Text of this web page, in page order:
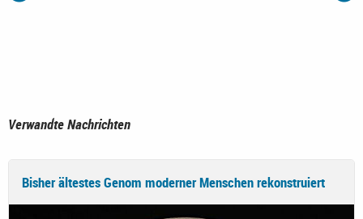
Verwandte Nachrichten
Bisher ältestes Genom moderner Menschen rekonstruiert